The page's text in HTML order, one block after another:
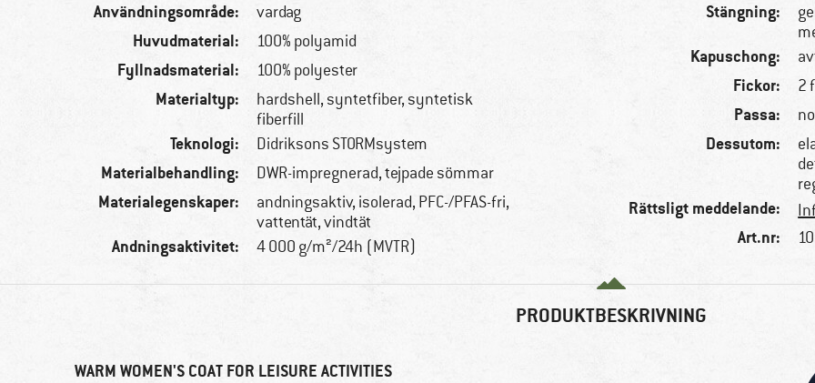
Användningsområde: vardag
Huvudmaterial: 100% polyamid
Fyllnadsmaterial: 100% polyester
Materialtyp:
hardshell, syntetfiber, syntetisk
fiberfill
Teknologi: Didriksons STORMsystem
Materialbehandling: DWR-impregnerad, tejpade sömmar
Materialegenskaper:
andningsaktiv, isolerad, PFC-/PFAS-fri,
vattentät, vindtät
Andningsaktivitet: 4 000 g/m²/24h (MVTR)
Stängning:
Kapuschong:
Fickor: 2
Passa:
Dessutom:
Rättsligt meddelande:
Art.nr:
PRODUKTBESKRIVNING
WARM WOMEN'S COAT FOR LEISURE ACTIVITIES